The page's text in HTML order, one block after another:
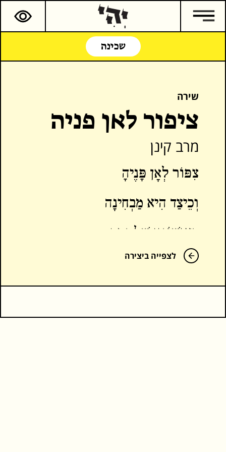
שירה
ציפור לאן פניה
מרב קינן
צִפּוֹר לְאָן פָּנֶיהָ
וְכֵיצַד הִיא מַבְחִינָה
בְּאִישׁוֹנָיו שֶׁל נָמֵר
צִפּוֹר קְטַנָּה
אֶקְרָא לָהּ שְׁכִינָה
אוֹ צַיְצָנִית
לצפייה ביצירה
שכינה